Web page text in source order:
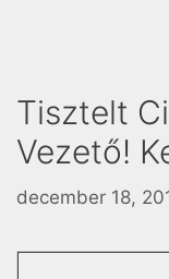
Tisztelt
Vezető!
december 18,